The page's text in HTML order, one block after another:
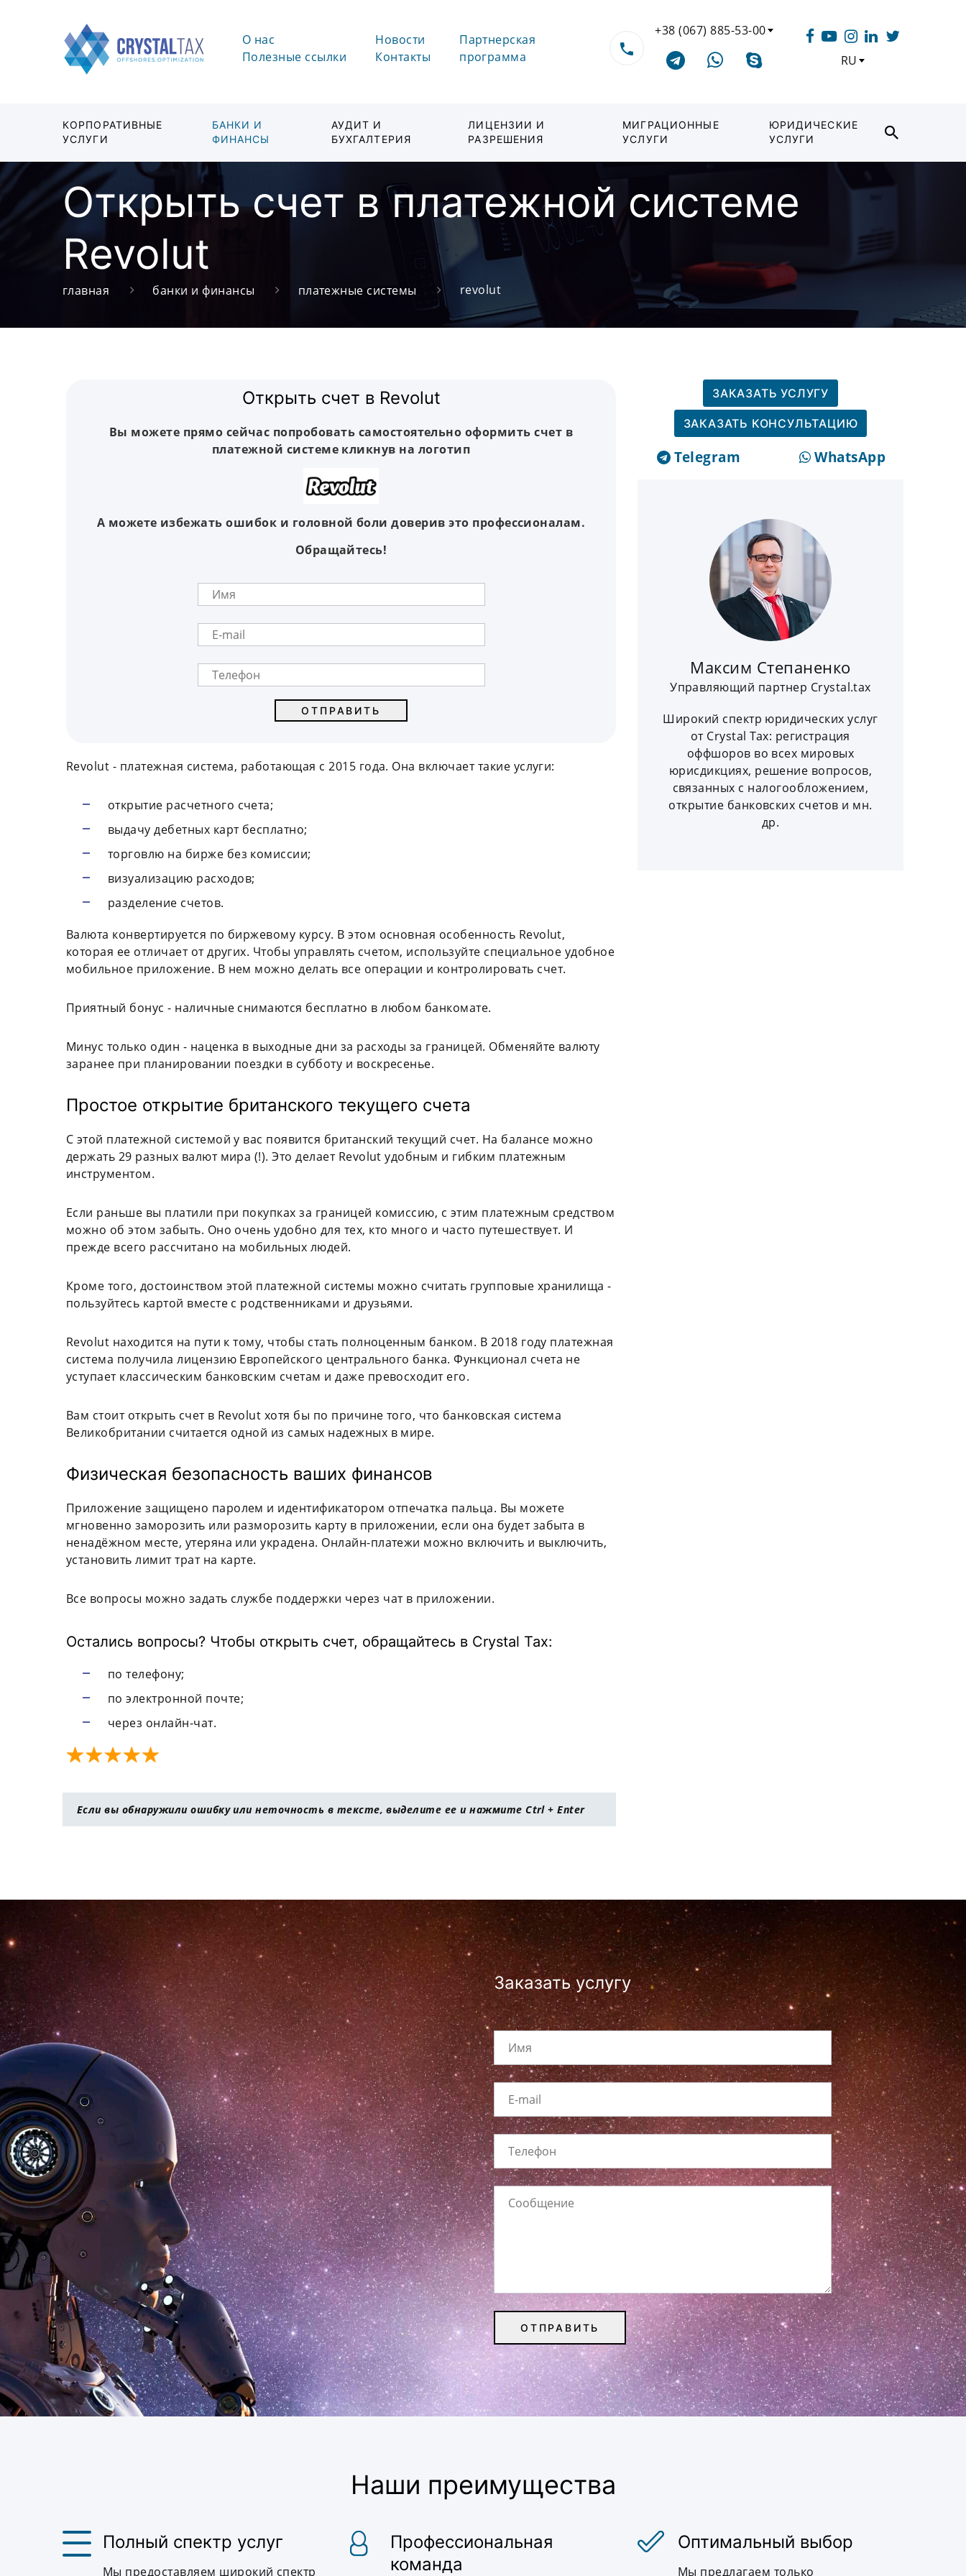
О нас
Полезные ссылки
Новости
Контакты
Партнерская
программа
+38 (067) 885-53-00
RU
КОРПОРАТИВНЫЕ
УСЛУГИ
БАНКИ И
ФИНАНСЫ
АУДИТ И
БУХГАЛТЕРИЯ
ЛИЦЕНЗИИ И
РАЗРЕШЕНИЯ
МИГРАЦИОННЫЕ
УСЛУГИ
ЮРИДИЧЕСКИЕ
УСЛУГИ
Открыть счет в платежной системе
Revolut
главная банки и финансы платежные системы revolut
Открыть счет в Revolut
Вы можете прямо сейчас попробовать самостоятельно оформить счет в
платежной системе кликнув на логотип
А можете избежать ошибок и головной боли доверив это профессионалам.
Обращайтесь!
Revolut - платежная система, работающая с 2015 года. Она включает такие услуги:
открытие расчетного счета;
выдачу дебетных карт бесплатно;
торговлю на бирже без комиссии;
визуализацию расходов;
разделение счетов.
Валюта конвертируется по биржевому курсу. В этом основная особенность Revolut,
которая ее отличает от других. Чтобы управлять счетом, используйте специальное удобное
мобильное приложение. В нем можно делать все операции и контролировать счет.
Приятный бонус - наличные снимаются бесплатно в любом банкомате.
Минус только один - наценка в выходные дни за расходы за границей. Обменяйте валюту
заранее при планировании поездки в субботу и воскресенье.
Простое открытие британского текущего счета
С этой платежной системой у вас появится британский текущий счет. На балансе можно
держать 29 разных валют мира (!). Это делает Revolut удобным и гибким платежным
инструментом.
Если раньше вы платили при покупках за границей комиссию, с этим платежным средством
можно об этом забыть. Оно очень удобно для тех, кто много и часто путешествует. И
прежде всего рассчитано на мобильных людей.
Кроме того, достоинством этой платежной системы можно считать групповые хранилища -
пользуйтесь картой вместе с родственниками и друзьями.
Revolut находится на пути к тому, чтобы стать полноценным банком. В 2018 году платежная
система получила лицензию Европейского центрального банка. Функционал счета не
уступает классическим банковским счетам и даже превосходит его.
Вам стоит открыть счет в Revolut хотя бы по причине того, что банковская система
Великобритании считается одной из самых надежных в мире.
Физическая безопасность ваших финансов
Приложение защищено паролем и идентификатором отпечатка пальца. Вы можете
мгновенно заморозить или разморозить карту в приложении, если она будет забыта в
ненадёжном месте, утеряна или украдена. Онлайн-платежи можно включить и выключить,
установить лимит трат на карте.
Все вопросы можно задать службе поддержки через чат в приложении.
Остались вопросы? Чтобы открыть счет, обращайтесь в Crystal Taх:
по телефону;
по электронной почте;
через онлайн-чат.
Если вы обнаружили ошибку или неточность в тексте, выделите ее и нажмите Ctrl + Enter
ЗАКАЗАТЬ УСЛУГУ
ЗАКАЗАТЬ КОНСУЛЬТАЦИЮ
Telegram WhatsApp
Максим Степаненко
Управляющий партнер Crystal.tax
Широкий спектр юридических услуг
от Crystal Tax: регистрация
оффшоров во всех мировых
юрисдикциях, решение вопросов,
связанных с налогообложением,
открытие банковских счетов и мн.
др.
Заказать услугу
Наши преимущества
Полный спектр услуг
Мы предоставляем широкий спектр
Профессиональная
команда
Оптимальный выбор
Мы предлагаем только